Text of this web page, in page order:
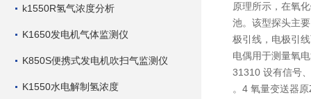
k1550R氢气浓度分析
K1650发电机气体监测仪
K850S便携式发电机吹扫气监测仪
K1550水电解制氢浓度
原理所示，在氧
池。该型探头主
极引线，电极引
电偶用于测量氧
31310 设有信号
。4 氧量变送器